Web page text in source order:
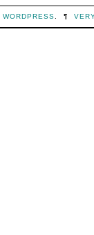
WORDPRESS. ¶